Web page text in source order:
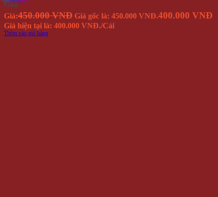
Giá
Giá:450.000 VNĐ Giá gốc là: 450.000 VNĐ.400.000 VNĐ
Giá hiện tại là: 400.000 VNĐ./Cái
Thêm vào giỏ hàng